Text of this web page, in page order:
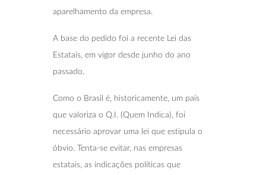
aparelhamento da empresa.
A base do pedido foi a recente Lei das
Estatais, em vigor desde junho do ano
passado.
Como o Brasil é, historicamente, um país
que valoriza o Q.I. (Quem Indica), foi
necessário aprovar uma lei que estipula o
óbvio. Tenta-se evitar, nas empresas
estatais, as indicações políticas que